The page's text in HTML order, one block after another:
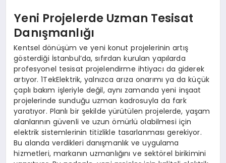
Yeni Projelerde Uzman Tesisat
Danışmanlığı
Kentsel dönüşüm ve yeni konut projelerinin artış
gösterdiği İstanbul’da, sıfırdan kurulan yapılarda
profesyonel tesisat projelendirme ihtiyacı da giderek
artıyor. 1TekElektrik, yalnızca arıza onarımı ya da küçük
çaplı bakım işleriyle değil, aynı zamanda yeni inşaat
projelerinde sunduğu uzman kadrosuyla da fark
yaratıyor. Planlı bir şekilde yürütülen projelerde, yaşam
alanlarının güvenli ve uzun ömürlü olabilmesi için
elektrik sistemlerinin titizlikle tasarlanması gerekiyor.
Bu alanda verdikleri danışmanlık ve uygulama
hizmetleri, markanın uzmanlığını ve sektörel birikimini